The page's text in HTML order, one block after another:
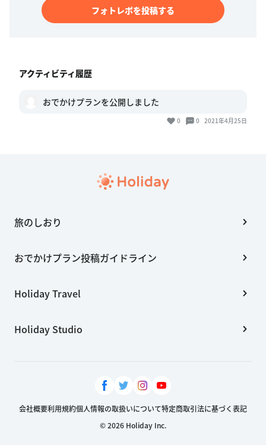
フォトレポを投稿する
アクティビティ履歴
おでかけプランを公開しました
0 0 2021年4月25日
旅のしおり
おでかけプラン投稿ガイドライン
Holiday Travel
Holiday Studio
会社概要利用規約個人情報の取扱いについて特定商取引法に基づく表記
© 2026 Holiday Inc.